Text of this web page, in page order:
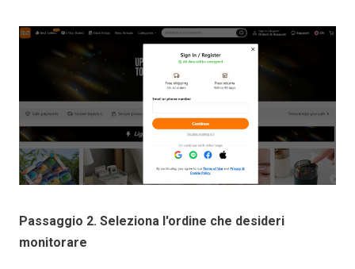
Passaggio 2. Seleziona l'ordine che desideri
monitorare